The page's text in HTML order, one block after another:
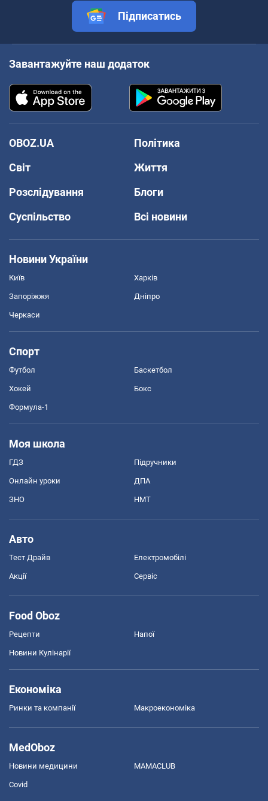
Підписатись
Завантажуйте наш додаток
OBOZ.UA
Політика
Світ
Життя
Розслідування
Блоги
Суспільство
Всі новини
Новини України
Київ Харків
Запоріжжя Дніпро
Черкаси
Спорт
Футбол Баскетбол
Хокей Бокс
Формула-1
Моя школа
ГДЗ Підручники
Онлайн уроки ДПА
ЗНО НМТ
Авто
Тест Драйв Електромобілі
Акції Сервіс
Food Oboz
Рецепти Напої
Новини Кулінарії
Економіка
Ринки та компанії Макроекономіка
MedOboz
Новини медицини MAMACLUB
Covid